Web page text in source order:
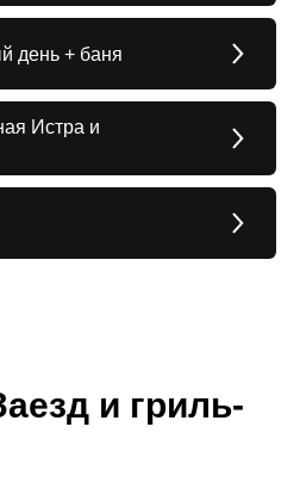
день + баня
Истра и
и гриль-